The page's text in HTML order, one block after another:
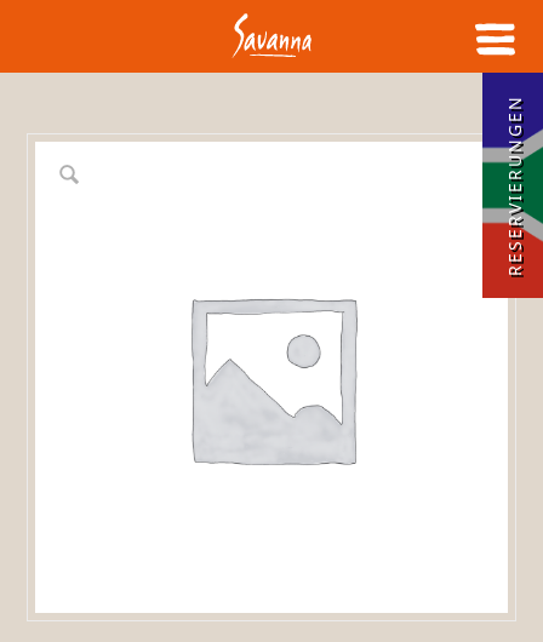
RESERVIERUNGEN